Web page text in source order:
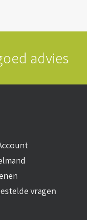
advies
vragen